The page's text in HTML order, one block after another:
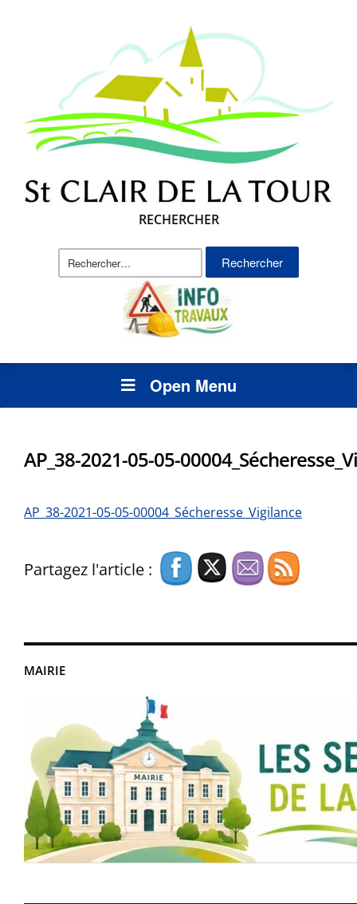
RECHERCHER
Rechercher :
Open Menu
MAIRIE
AP_38-2021-05-05-
AP_38-2021-05-05-00004_Sécheresse_Vigilance
Partagez l'article :